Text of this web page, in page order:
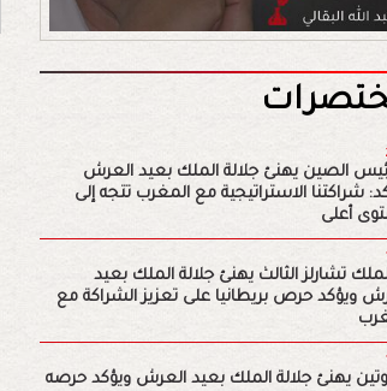
الصين يهنئ جلالة الملك بعيد العرش
شراكتنا الاستراتيجية مع المغرب تتجه إلى
أعلى
تشارلز الثالث يهنئ جلالة الملك بعيد
ويؤكد حرص بريطانيا على تعزيز الشراكة مع
يهنئ جلالة الملك بعيد العرش ويؤكد حرصه